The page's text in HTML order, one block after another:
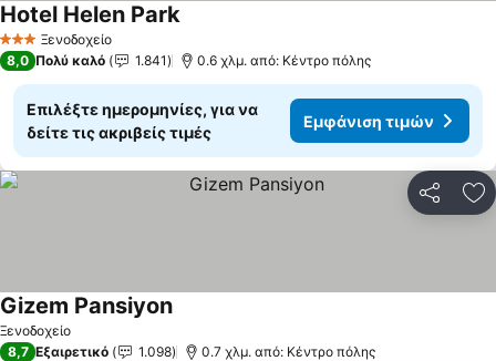
3 ΑστέριαΞενοδοχείο
Hotel Helen Park
8,0 Πολύ καλό 1.841 0.6 χλμ. από: Κέντρο πόλης
Επιλέξτε ημερομηνίες, για να
δείτε τις ακριβείς τιμές
Εμφάνιση τιμών
Ξενοδοχείο
Gizem Pansiyon
8,7 Εξαιρετικό 1.098 0.7 χλμ. από: Κέντρο πόλης